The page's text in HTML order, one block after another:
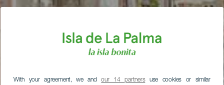
With your agreement, we andour 14 partnersuse cookies or similar